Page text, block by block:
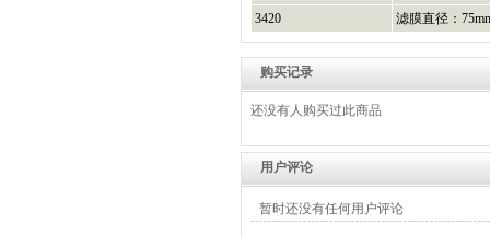
3420
滤膜直径：
购买记录
还没有人购买过此商品
用户评论
暂时还没有任何用户评论